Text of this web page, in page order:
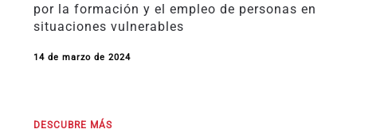
por la formación y el empleo de personas en
situaciones vulnerables
14 de marzo de 2024
DESCUBRE MÁS